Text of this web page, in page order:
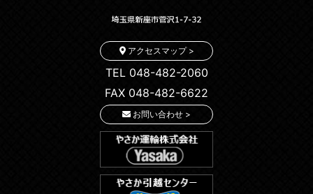
アクセスマップ >
TEL 048-482-2060
FAX 048-482-6622
お問い合わせ >